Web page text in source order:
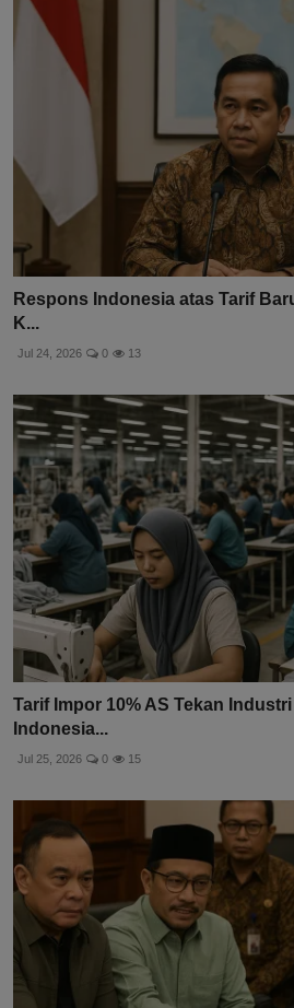
Respons Indonesia atas Tarif
K...
Jul 24, 2026 0 13
Tarif Impor 10% AS Tekan
Indonesia...
Jul 25, 2026 0 15